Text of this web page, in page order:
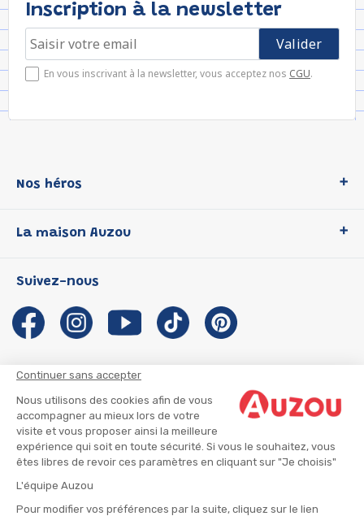
Continuer sans accepter
Nous utilisons des cookies afin de vous
accompagner au mieux lors de votre
visite et vous proposer ainsi la meilleure
expérience qui soit en toute sécurité. Si vous le souhaitez, vous
êtes libres de revoir ces paramètres en cliquant sur "Je choisis"
L'équipe Auzou
Pour modifier vos préférences par la suite, cliquez sur le lien
Inscription à la newsletter
En vous inscrivant à la newsletter, vous acceptez nos CGU.
Nos héros
P'tit Loup
Les Influenceuses
Migali
Petite Taupe
La maison Auzou
Notre histoire
Auzou s'engage
Auteurs et illustrateurs Auzou
Suivre mon colis
Infos consommateur
Suivez-nous
CGU
CGV
Mentions légales